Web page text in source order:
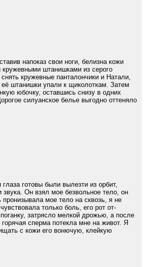
напоказ свои ноги, белизна кожи
кружевными штанишками из серого
кружевные панталончики и Натали,
штанишки упали к щиколоткам. Затем
юбочку, оставшись снизу в одних
силуанское белье выгодно оттеняло
готовы были вылезти из орбит,
Он взял мое безвольное тело, он
мое тело на сквозь, я не
только боль, его рот от-
затрясло мелкой дрожью, а после
сперма потекла мне на живот. Я
с кожи его вонючую, клейкую